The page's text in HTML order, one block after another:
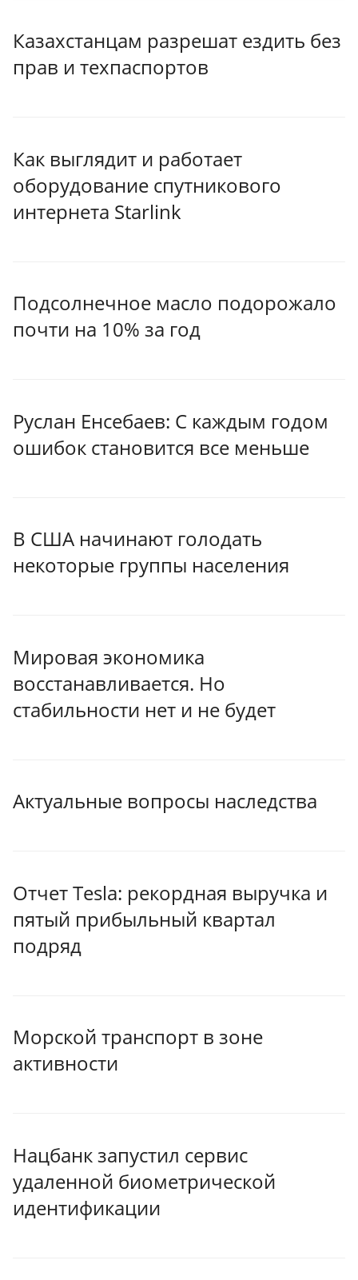
Казахстанцам разрешат ездить без
прав и техпаспортов
Как выглядит и работает
оборудование спутникового
интернета Starlink
Подсолнечное масло подорожало
почти на 10% за год
Руслан Енсебаев: С каждым годом
ошибок становится все меньше
В США начинают голодать
некоторые группы населения
Мировая экономика
восстанавливается. Но
стабильности нет и не будет
Актуальные вопросы наследства
Отчет Tesla: рекордная выручка и
пятый прибыльный квартал
подряд
Морской транспорт в зоне
активности
Нацбанк запустил сервис
удаленной биометрической
идентификации